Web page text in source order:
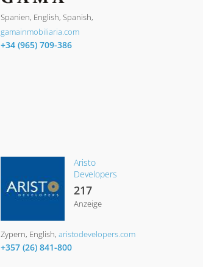
Spanien English, Spanish
gamainmobiliaria.com
+34 (965) 709-386
Aristo
Developers
217
Anzeige
Zypern English aristodevelopers.com
+357 (26) 841-800